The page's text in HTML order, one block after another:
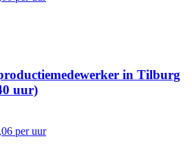
in Tilburg
uur)
per uur